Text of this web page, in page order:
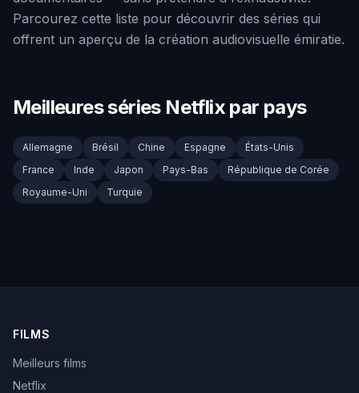
Parcourez cette liste pour découvrir des séries qui
offrent un aperçu de la création audiovisuelle émiratie.
Meilleures séries Netflix par pays
Allemagne Brésil Chine Espagne
États-Unis
France
Inde Japon Pays-Bas
République de Corée
Royaume-Uni
Turquie
FILMS
Meilleurs films
Netflix